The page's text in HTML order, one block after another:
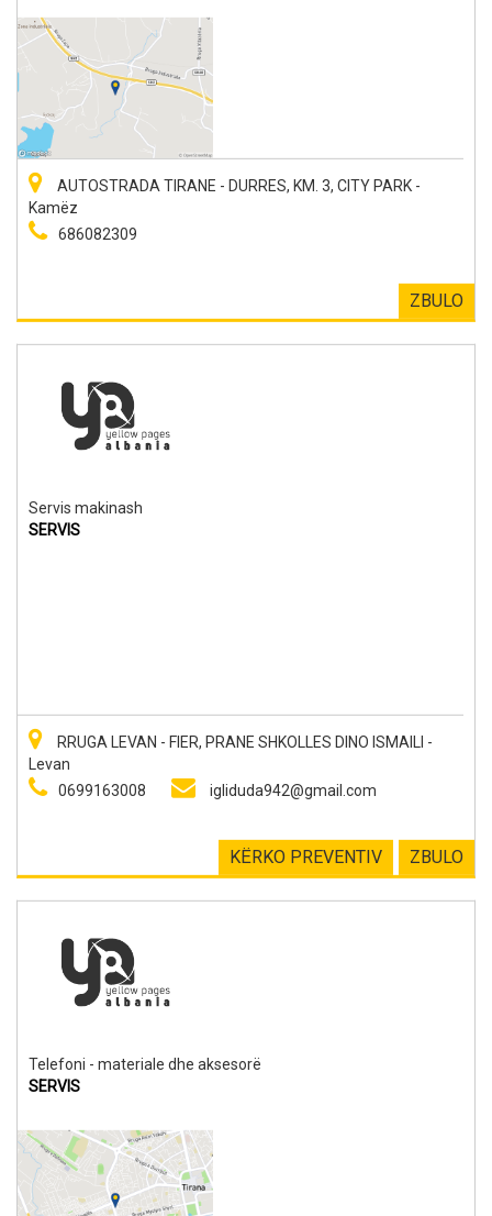
AUTOSTRADA TIRANE - DURRES, KM. 3, CITY PARK -
Kamëz
686082309
ZBULO
Servis makinash
SERVIS
RRUGA LEVAN - FIER, PRANE SHKOLLES DINO ISMAILI -
Levan
0699163008
igliduda942@gmail.com
ZBULO
KËRKO PREVENTIV
Telefoni - materiale dhe aksesorë
SERVIS